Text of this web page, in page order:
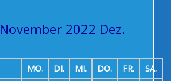
November 2022 Dez.
MO. DI. MI. DO. FR.
SA.